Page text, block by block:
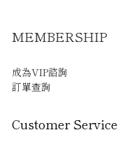
MEMBERSHIP
成為VIP諮詢
訂單查詢
Customer Service